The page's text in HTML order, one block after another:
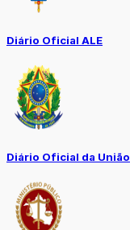
Diário Oficial ALE
Diário Oficial da União